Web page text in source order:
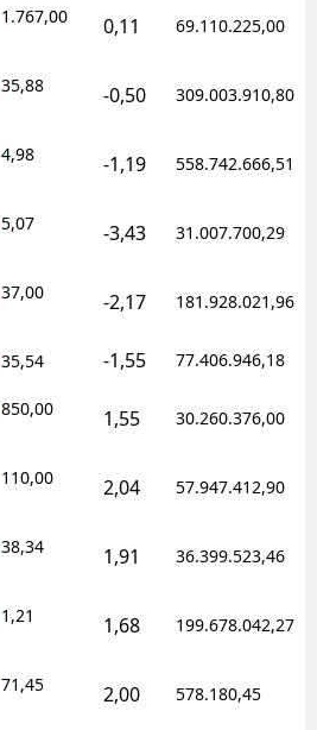
1.767,00 0,11 69.110.225,00
35,88 -0,50 309.003.910,80
4,98 -1,19 558.742.666,51
5,07 -3,43 31.007.700,29
37,00 -2,17 181.928.021,96
35,54 -1,55 77.406.946,18
850,00 1,55 30.260.376,00
110,00 2,04 57.947.412,90
38,34 1,91 36.399.523,46
1,21 1,68 199.678.042,27
71,45 2,00 578.180,45